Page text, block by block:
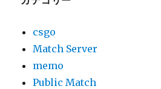
csgo
Match Server
memo
Public Match